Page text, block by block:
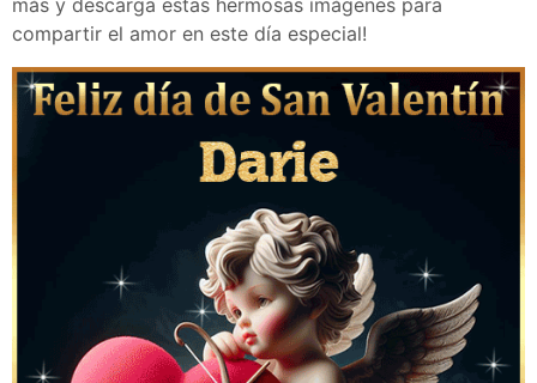
más y descarga estas hermosas imágenes para
compartir el amor en este día especial!